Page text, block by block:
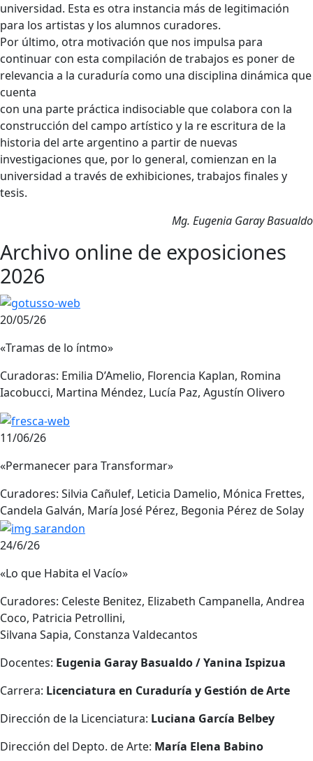
universidad. Esta es otra instancia más de legitimación
para los artistas y los alumnos curadores.
Por último, otra motivación que nos impulsa para
continuar con esta compilación de trabajos es poner de
relevancia a la curaduría como una disciplina dinámica que
cuenta
con una parte práctica indisociable que colabora con la
construcción del campo artístico y la re escritura de la
historia del arte argentino a partir de nuevas
investigaciones que, por lo general, comienzan en la
universidad a través de exhibiciones, trabajos finales y
tesis.
Mg. Eugenia Garay Basualdo
Archivo online de exposiciones
2026
20/05/26
«Tramas de lo íntmo»
Curadoras: Emilia D’Amelio, Florencia Kaplan, Romina
Iacobucci, Martina Méndez, Lucía Paz, Agustín Olivero
11/06/26
«Permanecer para Transformar»
Curadores: Silvia Cañulef, Leticia Damelio, Mónica Frettes,
Candela Galván, María José Pérez, Begonia Pérez de Solay
24/6/26
«Lo que Habita el Vacío»
Curadores: Celeste Benitez, Elizabeth Campanella, Andrea
Coco, Patricia Petrollini,
Silvana Sapia, Constanza Valdecantos
Docentes: Eugenia Garay Basualdo / Yanina Ispizua
Carrera: Licenciatura en Curaduría y Gestión de Arte
Dirección de la Licenciatura: Luciana García Belbey
Dirección del Depto. de Arte: María Elena Babino